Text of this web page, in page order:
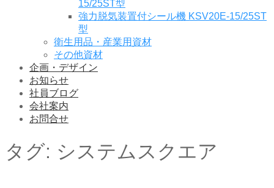
15/25ST型
強力脱気装置付シール機 KSV20E-15/25ST
型
衛生用品・産業用資材
その他資材
企画・デザイン
お知らせ
社員ブログ
会社案内
お問合せ
タグ: システムスクエア